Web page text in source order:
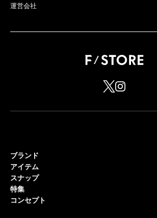
運営会社
ブランド
アイテム
スナップ
特集
コンセプト